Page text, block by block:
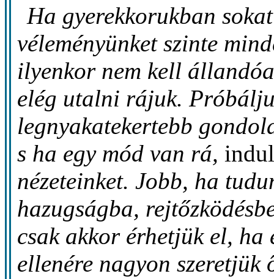
Ha gyerekkorukban
véleményünket szinte
ilyenkor nem kell
elég utalni rájuk.
legnyakatekertebb
s ha egy mód van rá,
nézeteinket. Jobb, ha
hazugságba,
csak akkor érhetjük el,
ellenére nagyon szeretjük